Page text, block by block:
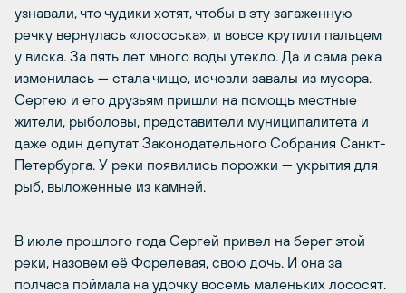
узнавали, что чудики хотят, чтобы в эту загаженную
речку вернулась «лососька», и вовсе крутили пальцем
у виска. За пять лет много воды утекло. Да и сама река
изменилась — стала чище, исчезли завалы из мусора.
Сергею и его друзьям пришли на помощь местные
жители, рыболовы, представители муниципалитета и
даже один депутат Законодательного Собрания Санкт-
Петербурга. У реки появились порожки — укрытия для
рыб, выложенные из камней.
В июле прошлого года Сергей привел на берег этой
реки, назовем её Форелевая, свою дочь. И она за
полчаса поймала на удочку восемь маленьких лососят.